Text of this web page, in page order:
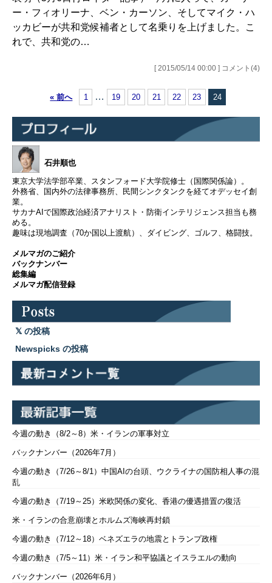
ー・フィオリーナ、ベン・カーソン、そしてマイク・ハ
ッカビーが共和党候補者として名乗りを上げました。こ
れで、共和党の…
[ 2015/05/14 00:00 ] コメント(4)
« 前へ 1 … 19 20 21 22 23 24
石井順也
東京大学法学部卒業、スタンフォード大学院修士（国際関係論）。
外務省、国内外の法律事務所、民間シンクタンクを経てオデッセイ創
業。
サカナAIで国際政治経済アナリスト・防衛インテリジェンス担当も務
める。
趣味は現地調査（70か国以上渡航）、ダイビング、ゴルフ、格闘技。
メルマガのご紹介
バックナンバー
総集編
メルマガ配信登録
の投稿
Newspicks の投稿
今週の動き（8/2～8）米・イランの軍事対立
バックナンバー（2026年7月）
今週の動き（7/26～8/1）中国AIの台頭、ウクライナの国防相人事の混
乱
今週の動き（7/19～25）米欧関係の変化、香港の優遇措置の復活
米・イランの合意崩壊とホルムズ海峡再封鎖
今週の動き（7/12～18）ベネズエラの地震とトランプ政権
今週の動き（7/5～11）米・イラン和平協議とイスラエルの動向
バックナンバー（2026年6月）